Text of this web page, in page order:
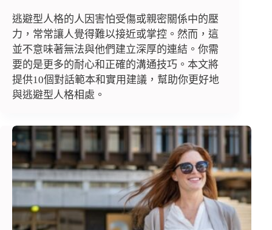
逃避型人格的人因害怕受傷或親密關係中的壓
力，常常讓人覺得難以接近或掌控。然而，這
並不意味著無法與他們建立深厚的連結。你需
要的是更多的耐心和正確的溝通技巧。本文將
提供10個對話範本和實用建議，幫助你更好地
與逃避型人格相處。